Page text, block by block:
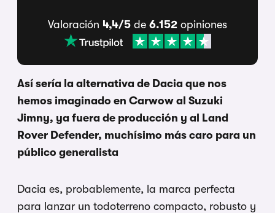
Valoración 4,4/5 de 6.152 opiniones
Así sería la alternativa de Dacia que nos
hemos imaginado en Carwow al Suzuki
Jimny, ya fuera de producción y al Land
Rover Defender, muchísimo más caro para un
público generalista
Dacia es, probablemente, la marca perfecta
para lanzar un todoterreno compacto, robusto y